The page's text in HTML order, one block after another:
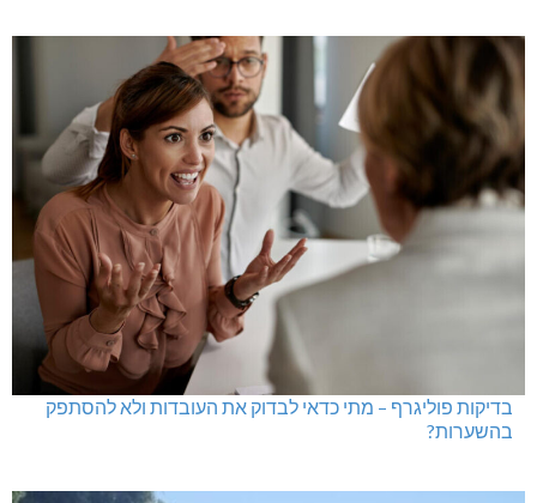
בדיקות פוליגרף – מתי כדאי לבדוק את העובדות ולא להסתפק
בהשערות?